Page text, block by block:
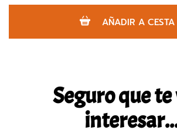
AÑADIR A CESTA
Seguro que te